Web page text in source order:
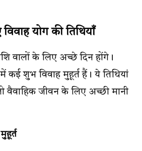
योग की तिथियाँ
वालों के लिए अच्छे दिन होंगे।
शुभ विवाह मुहूर्त हैं। ये तिथियां
वैवाहिक जीवन के लिए अच्छी मानी